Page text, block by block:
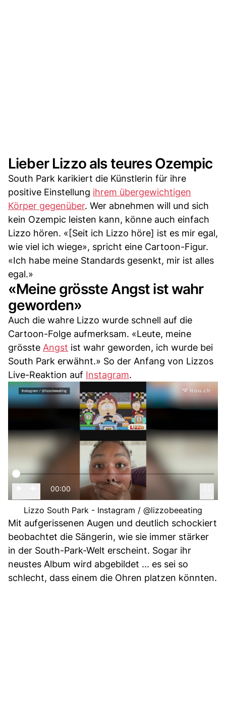
Lieber Lizzo als teures Ozempic
South Park karikiert die Künstlerin für ihre
positive Einstellung ihrem übergewichtigen
Körper gegenüber. Wer abnehmen will und sich
kein Ozempic leisten kann, könne auch einfach
Lizzo hören. «[Seit ich Lizzo höre] ist es mir egal,
wie viel ich wiege», spricht eine Cartoon-Figur.
«Ich habe meine Standards gesenkt, mir ist alles
egal.»
«Meine grösste Angst ist wahr
geworden»
Auch die wahre Lizzo wurde schnell auf die
Cartoon-Folge aufmerksam. «Leute, meine
grösste Angst ist wahr geworden, ich wurde bei
South Park erwähnt.» So der Anfang von Lizzos
Live-Reaktion auf Instagram.
00:00
Lizzo South Park - Instagram / @lizzobeeating
Mit aufgerissenen Augen und deutlich schockiert
beobachtet die Sängerin, wie sie immer stärker
in der South-Park-Welt erscheint. Sogar ihr
neustes Album wird abgebildet ... es sei so
schlecht, dass einem die Ohren platzen könnten.